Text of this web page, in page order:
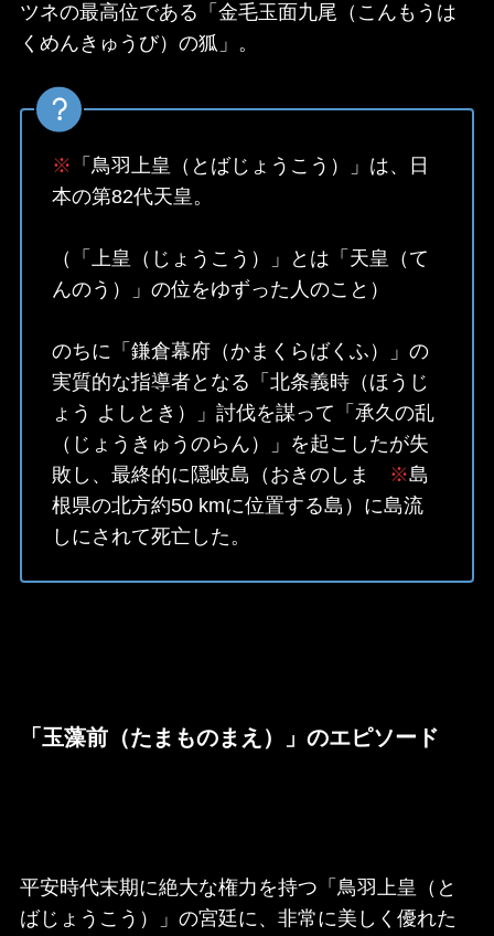
ツネの最高位である「金毛玉面九尾（こんもうは
くめんきゅうび）の狐」。
※ 「鳥羽上皇（とばじょうこう）」は、日
本の第82代天皇。
（「上皇（じょうこう）」とは「天皇（て
んのう）」の位をゆずった人のこと）
のちに「鎌倉幕府（かまくらばくふ）」の
実質的な指導者となる「北条義時（ほうじ
ょう よしとき）」討伐を謀って「承久の乱
（じょうきゅうのらん）」を起こしたが失
敗し、最終的に隠岐島（おきのしま
※島
根県の北方約50 kmに位置する島）に島流
しにされて死亡した。
「玉藻前（たまものまえ）」のエピソード
平安時代末期に絶大な権力を持つ「鳥羽上皇（と
ばじょうこう）」の宮廷に、非常に美しく優れた